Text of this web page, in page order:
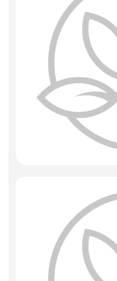
Игрушки мягкие
Сухоцветы